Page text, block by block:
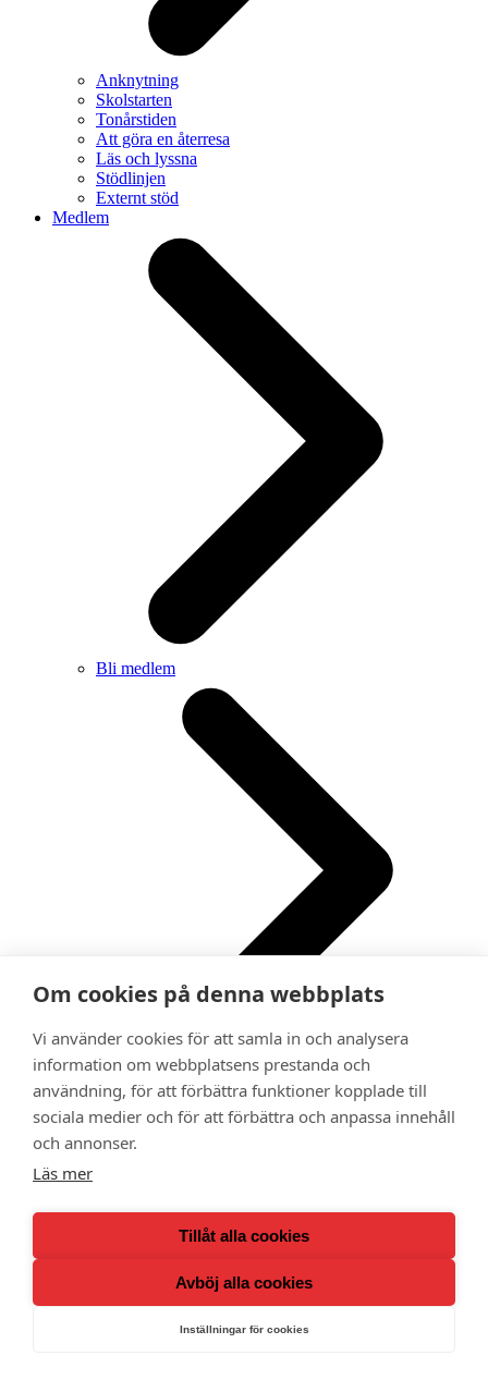
Anknytning
Skolstarten
Tonårstiden
Att göra en återresa
Läs och lyssna
Stödlinjen
Externt stöd
Medlem
Bli medlem
Ge bort ett medlemskap i Adoptionscentrum som
gåva
Kalender
Lokalavdelningar
Om cookies på denna webbplats
Vi använder cookies för att samla in och analysera
information om webbplatsens prestanda och
användning, för att förbättra funktioner kopplade till
sociala medier och för att förbättra och anpassa innehåll
och annonser.
Läs mer
Tillåt alla cookies
Avböj alla cookies
Inställningar för cookies